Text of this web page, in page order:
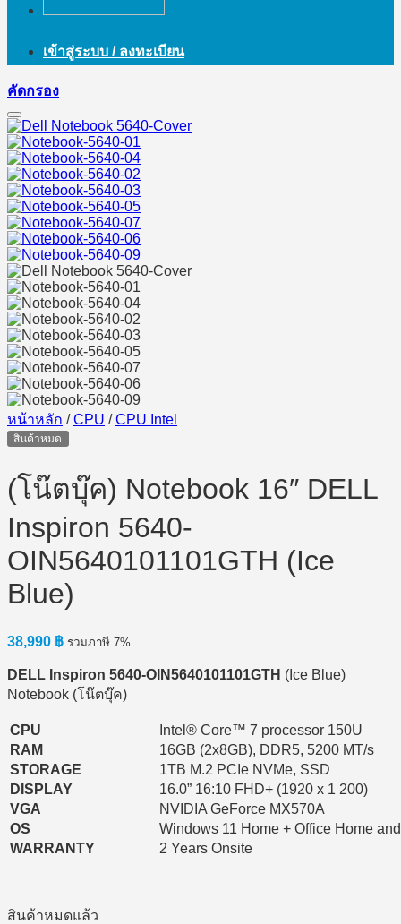
เข้าสู่ระบบ / ลงทะเบียน
คัดกรอง
หน้าหลัก / CPU / CPU Intel
สินค้าหมด
(โน๊ตบุ๊ค) Notebook 16″ DELL
Inspiron 5640-
OIN5640101101GTH (Ice
Blue)
38,990 ฿ รวมภาษี 7%
DELL Inspiron 5640-OIN5640101101GTH (Ice Blue)
Notebook (โน๊ตบุ๊ค)
CPU
Intel® Core™ 7 processor 150U
RAM
16GB (2x8GB), DDR5, 5200 MT/s
STORAGE
1TB M.2 PCIe NVMe, SSD
DISPLAY
16.0” 16:10 FHD+ (1920 x 1 200)
VGA
NVIDIA GeForce MX570A
OS
Windows 11 Home + Office Home
WARRANTY
2 Years Onsite
สินค้าหมดแล้ว